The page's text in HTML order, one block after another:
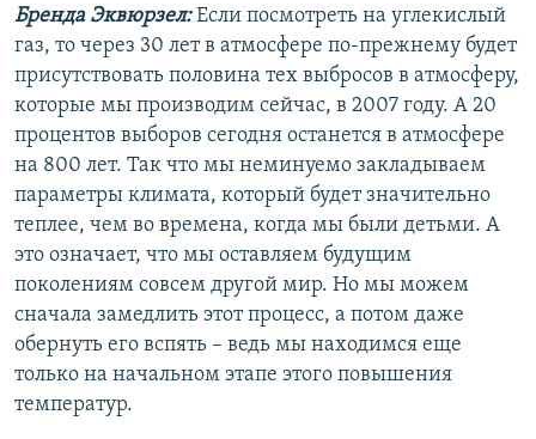
Бренда Эквюрзел:Если посмотреть на углекислый
газ, то через 30 лет в атмосфере по-прежнему будет
присутствовать половина тех выбросов в атмосферу,
которые мы производим сейчас, в 2007 году. А 20
процентов выборов сегодня останется в атмосфере
на 800 лет. Так что мы неминуемо закладываем
параметры климата, который будет значительно
теплее, чем во времена, когда мы были детьми. А
это означает, что мы оставляем будущим
поколениям совсем другой мир. Но мы можем
сначала замедлить этот процесс, а потом даже
обернуть его вспять – ведь мы находимся еще
только на начальном этапе этого повышения
температур.